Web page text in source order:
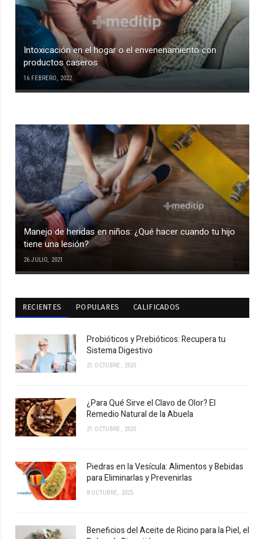
Intoxicación en el hogar o el envenenamiento con
productos caseros
16 FEBRERO, 2022
Manejo de heridas en niños: ¿Qué hacer cuando tu hijo
tiene una lesión?
26 JULIO, 2021
RECIENTES POPULARES CALIFICADOS
Probióticos y Prebióticos: Recupera tu
Sistema Digestivo
21 OCTUBRE, 2025
¿Para Qué Sirve el Clavo de Olor? El
Remedio Natural de la Abuela
21 OCTUBRE, 2025
Piedras en la Vesícula: Alimentos y Bebidas
para Eliminarlas y Prevenirlas
8 OCTUBRE, 2025
Beneficios del Aceite de Ricino para la Piel, el